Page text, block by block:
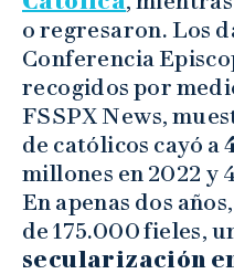
o regresaron. Los
Conferencia
recogidos por
FSSPX News,
de católicos cayó a
millones en 2022 y
En apenas dos
de 175.000 fieles,
secularización